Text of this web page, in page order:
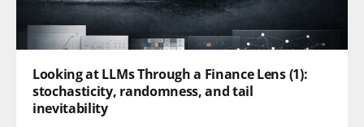
Looking at LLMs Through a Finance Lens (1):
stochasticity, randomness, and tail
inevitability